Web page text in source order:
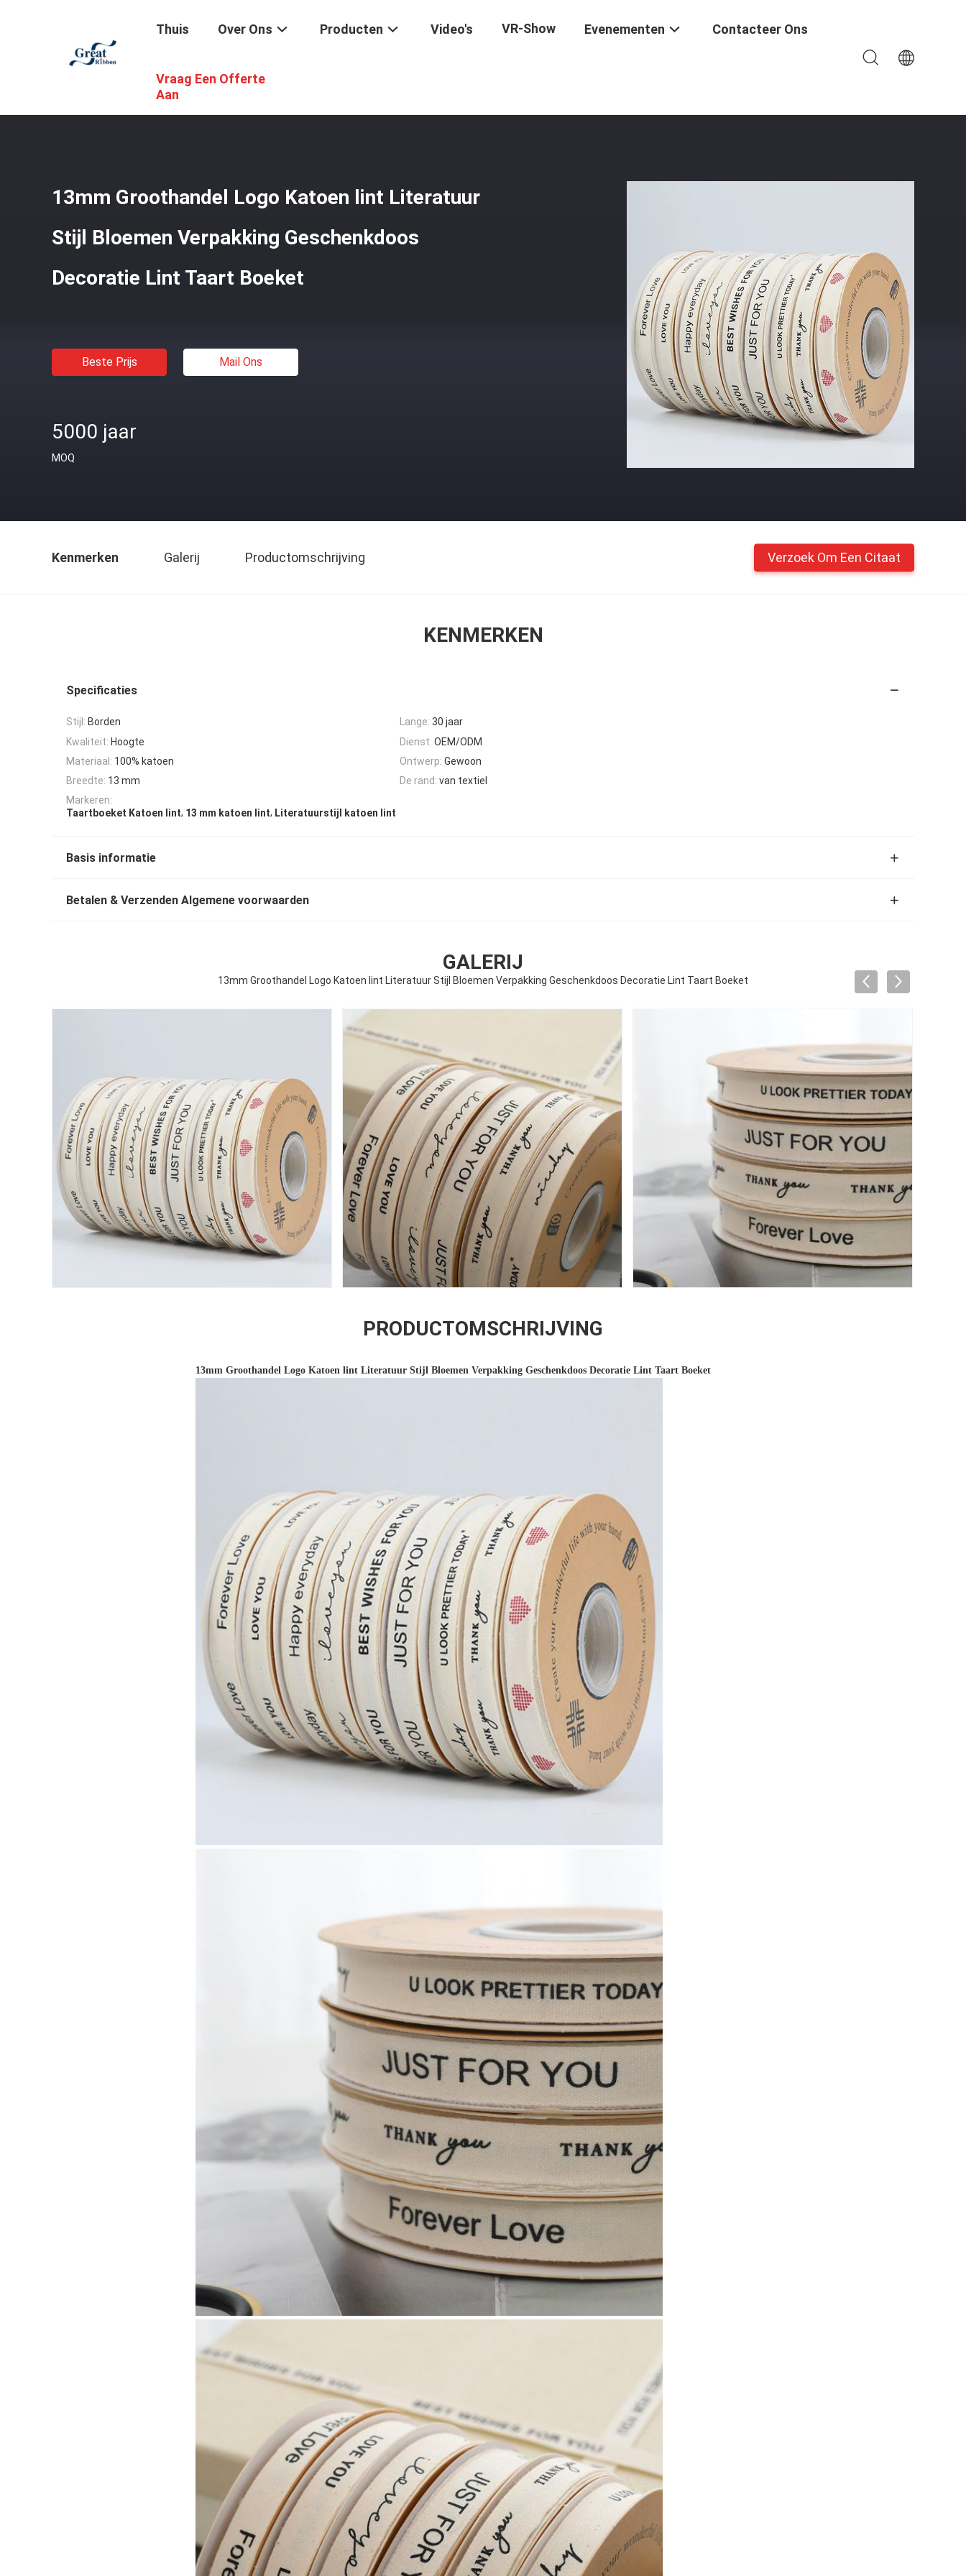
Thuis Over Ons Producten Video's VR-Show Evenementen Contacteer Ons
Vraag Een Offerte
Aan
Katoenen Lint / 13mm Groothandel Logo Katoen Lint Literatuur Stijl Bloemen Verpakking Geschenkdoos Decoratie Lint Taart Boeket
13mm Groothandel Logo Katoen lint Literatuur
Stijl Bloemen Verpakking Geschenkdoos
Decoratie Lint Taart Boeket
Beste Prijs Mail Ons
5000 jaar
MOQ
Kenmerken Galerij Productomschrijving Verzoek Om Een Citaat
KENMERKEN
Specificaties
Stijl: Borden Lange: 30 jaar
Kwaliteit: Hoogte Dienst: OEM/ODM
Materiaal: 100% katoen Ontwerp: Gewoon
Breedte: 13 mm De rand: van textiel
Markeren:
Taartboeket Katoen lint, 13 mm katoen lint, Literatuurstijl katoen lint
Basis informatie
Betalen & Verzenden Algemene voorwaarden
GALERIJ
13mm Groothandel Logo Katoen lint Literatuur Stijl Bloemen Verpakking Geschenkdoos Decoratie Lint Taart Boeket
PRODUCTOMSCHRIJVING
13mm Groothandel Logo Katoen lint Literatuur Stijl Bloemen Verpakking Geschenkdoos Decoratie Lint Taart Boeket